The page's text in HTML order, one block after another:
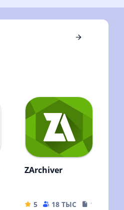
алкогольных
напитков.
MB
ZArchiver
5 18 ТЫС
10.32 MB